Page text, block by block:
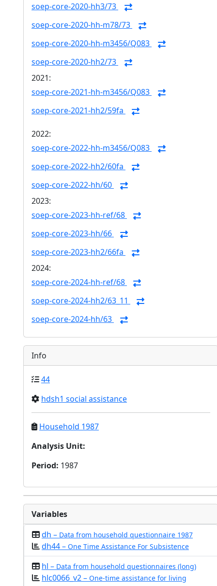
soep-core-2020-hh3/73
soep-core-2020-hh-m78/73
soep-core-2020-hh-m3456/Q083
soep-core-2020-hh2/73
2021:
soep-core-2021-hh-m3456/Q083
soep-core-2021-hh2/59fa
2022:
soep-core-2022-hh-m3456/Q083
soep-core-2022-hh2/60fa
soep-core-2022-hh/60
2023:
soep-core-2023-hh-ref/68
soep-core-2023-hh/66
soep-core-2023-hh2/66fa
2024:
soep-core-2024-hh-ref/68
soep-core-2024-hh2/63_11
soep-core-2024-hh/63
Info
44
hdsh1 social assistance
Household 1987
Analysis Unit:
Period: 1987
Variables
dh – Data from household questionnaire 1987
dh44 – One Time Assistance For Subsistence
hl – Data from household questionnaires (long)
hlc0066_v2 – One-time assistance for living